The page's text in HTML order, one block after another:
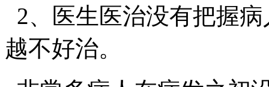
2、医生医治没有把握
越不好治。